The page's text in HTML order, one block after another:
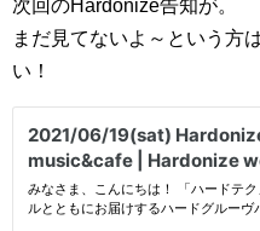
次回のHardonize告知が。
まだ見てないよ～という方
い！